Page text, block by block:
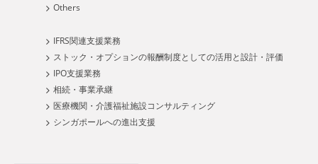
Others
IFRS関連支援業務
ストック・オプションの報酬制度としての活用と設計・評価
IPO支援業務
相続・事業承継
医療機関・介護福祉施設コンサルティング
シンガポールへの進出支援